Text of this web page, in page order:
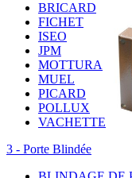
BRICARD
FICHET
ISEO
JPM
MOTTURA
MUEL
PICARD
POLLUX
VACHETTE
3 - Porte Blindée